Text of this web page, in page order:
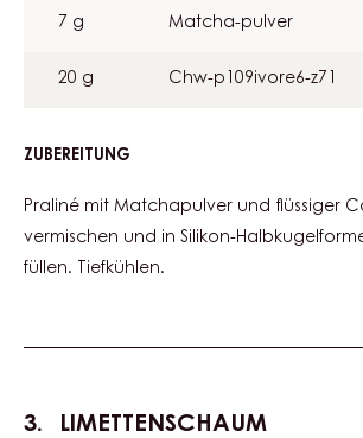
7 g Matcha-pulver
20 g Chw-p109ivore6-z71
ZUBEREITUNG
GIANDUJA
Praliné mit Matchapulver und flüssiger
vermischen und in Silikon-
füllen. Tiefkühlen.
LIMETTENSCHAUM